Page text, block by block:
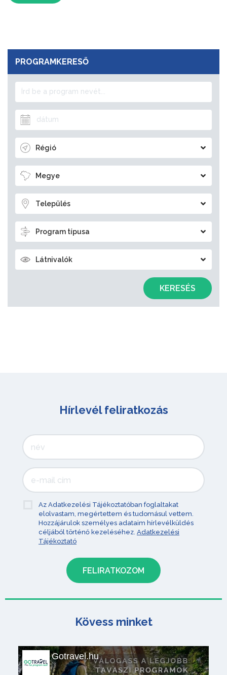
PROGRAMKERESŐ
Régió
Megye
Település
Program típusa
Látnivalók
KERESÉS
Hírlevél feliratkozás
Az Adatkezelési Tájékoztatóban foglaltakat
elolvastam, megértettem és tudomásul vettem.
Hozzájárulok személyes adataim hírlevélküldés
céljából történő kezeléséhez. Adatkezelési
Tájékoztató
Kövess minket
Gotravel.hu